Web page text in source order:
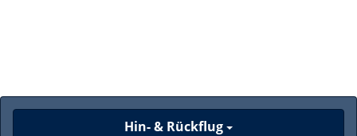
Hin- & Rückflug